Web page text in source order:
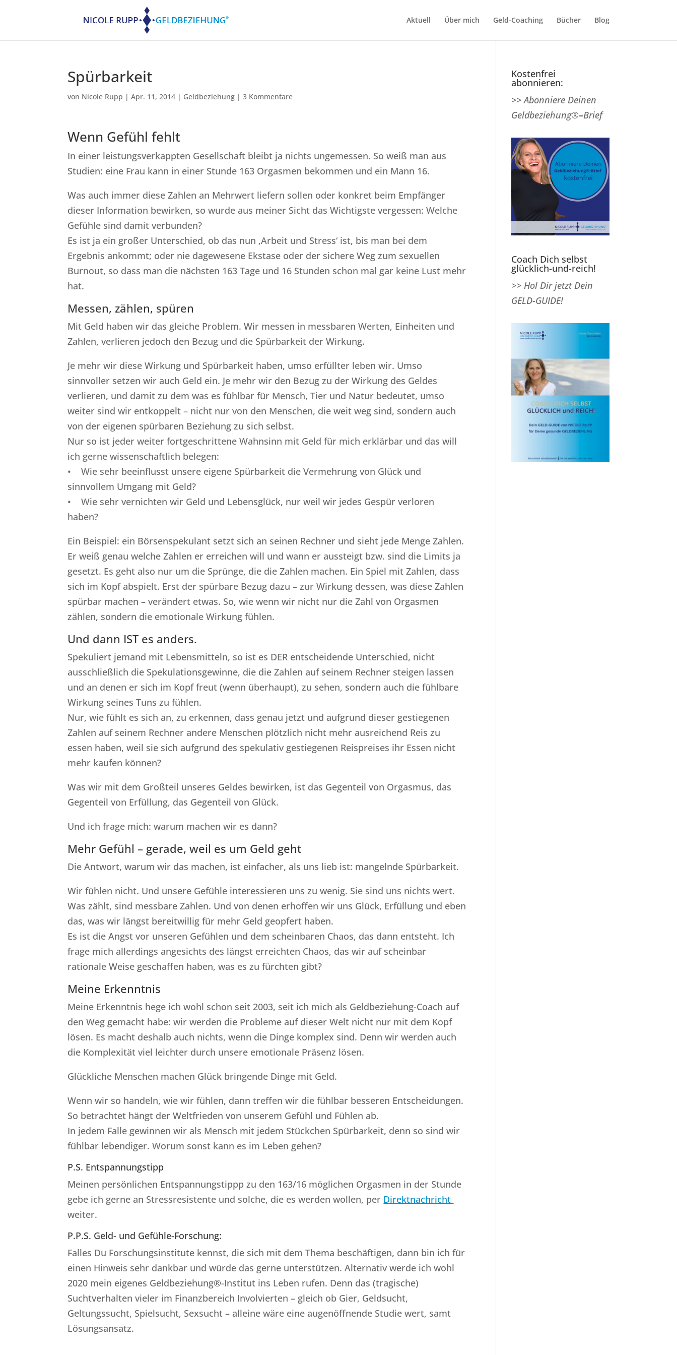
Aktuell Über mich Geld-Coaching Bücher Blog
Spürbarkeit
von Nicole Rupp |Apr. 11, 2014 | Geldbeziehung |3 Kommentare
Wenn Gefühl fehlt
In einer leistungsverkappten Gesellschaft bleibt ja nichts ungemessen. So weiß man aus
Studien: eine Frau kann in einer Stunde 163 Orgasmen bekommen und ein Mann 16.
Was auch immer diese Zahlen an Mehrwert liefern sollen oder konkret beim Empfänger
dieser Information bewirken, so wurde aus meiner Sicht das Wichtigste vergessen: Welche
Gefühle sind damit verbunden?
Es ist ja ein großer Unterschied, ob das nun ‚Arbeit und Stress‘ ist, bis man bei dem
Ergebnis ankommt; oder nie dagewesene Ekstase oder der sichere Weg zum sexuellen
Burnout, so dass man die nächsten 163 Tage und 16 Stunden schon mal gar keine Lust mehr
hat.
Messen, zählen, spüren
Mit Geld haben wir das gleiche Problem. Wir messen in messbaren Werten, Einheiten und
Zahlen, verlieren jedoch den Bezug und die Spürbarkeit der Wirkung.
Je mehr wir diese Wirkung und Spürbarkeit haben, umso erfüllter leben wir. Umso
sinnvoller setzen wir auch Geld ein. Je mehr wir den Bezug zu der Wirkung des Geldes
verlieren, und damit zu dem was es fühlbar für Mensch, Tier und Natur bedeutet, umso
weiter sind wir entkoppelt – nicht nur von den Menschen, die weit weg sind, sondern auch
von der eigenen spürbaren Beziehung zu sich selbst.
Nur so ist jeder weiter fortgeschrittene Wahnsinn mit Geld für mich erklärbar und das will
ich gerne wissenschaftlich belegen:
• Wie sehr beeinflusst unsere eigene Spürbarkeit die Vermehrung von Glück und
sinnvollem Umgang mit Geld?
• Wie sehr vernichten wir Geld und Lebensglück, nur weil wir jedes Gespür verloren
haben?
Ein Beispiel: ein Börsenspekulant setzt sich an seinen Rechner und sieht jede Menge Zahlen.
Er weiß genau welche Zahlen er erreichen will und wann er aussteigt bzw. sind die Limits ja
gesetzt. Es geht also nur um die Sprünge, die die Zahlen machen. Ein Spiel mit Zahlen, dass
sich im Kopf abspielt. Erst der spürbare Bezug dazu – zur Wirkung dessen, was diese Zahlen
spürbar machen – verändert etwas. So, wie wenn wir nicht nur die Zahl von Orgasmen
zählen, sondern die emotionale Wirkung fühlen.
Und dann IST es anders.
Spekuliert jemand mit Lebensmitteln, so ist es DER entscheidende Unterschied, nicht
ausschließlich die Spekulationsgewinne, die die Zahlen auf seinem Rechner steigen lassen
und an denen er sich im Kopf freut (wenn überhaupt), zu sehen, sondern auch die fühlbare
Wirkung seines Tuns zu fühlen.
Nur, wie fühlt es sich an, zu erkennen, dass genau jetzt und aufgrund dieser gestiegenen
Zahlen auf seinem Rechner andere Menschen plötzlich nicht mehr ausreichend Reis zu
essen haben, weil sie sich aufgrund des spekulativ gestiegenen Reispreises ihr Essen nicht
mehr kaufen können?
Was wir mit dem Großteil unseres Geldes bewirken, ist das Gegenteil von Orgasmus, das
Gegenteil von Erfüllung, das Gegenteil von Glück.
Und ich frage mich: warum machen wir es dann?
Mehr Gefühl – gerade, weil es um Geld geht
Die Antwort, warum wir das machen, ist einfacher, als uns lieb ist: mangelnde Spürbarkeit.
Wir fühlen nicht. Und unsere Gefühle interessieren uns zu wenig. Sie sind uns nichts wert.
Was zählt, sind messbare Zahlen. Und von denen erhoffen wir uns Glück, Erfüllung und eben
das, was wir längst bereitwillig für mehr Geld geopfert haben.
Es ist die Angst vor unseren Gefühlen und dem scheinbaren Chaos, das dann entsteht. Ich
frage mich allerdings angesichts des längst erreichten Chaos, das wir auf scheinbar
rationale Weise geschaffen haben, was es zu fürchten gibt?
Meine Erkenntnis
Meine Erkenntnis hege ich wohl schon seit 2003, seit ich mich als Geldbeziehung-Coach auf
den Weg gemacht habe: wir werden die Probleme auf dieser Welt nicht nur mit dem Kopf
lösen. Es macht deshalb auch nichts, wenn die Dinge komplex sind. Denn wir werden auch
die Komplexität viel leichter durch unsere emotionale Präsenz lösen.
Glückliche Menschen machen Glück bringende Dinge mit Geld.
Wenn wir so handeln, wie wir fühlen, dann treffen wir die fühlbar besseren Entscheidungen.
So betrachtet hängt der Weltfrieden von unserem Gefühl und Fühlen ab.
In jedem Falle gewinnen wir als Mensch mit jedem Stückchen Spürbarkeit, denn so sind wir
fühlbar lebendiger. Worum sonst kann es im Leben gehen?
P.S. Entspannungstipp
Meinen persönlichen Entspannungstippp zu den 163/16 möglichen Orgasmen in der Stunde
gebe ich gerne an Stressresistente und solche, die es werden wollen, per Direktnachricht
weiter.
P.P.S. Geld- und Gefühle-Forschung:
Falles Du Forschungsinstitute kennst, die sich mit dem Thema beschäftigen, dann bin ich für
einen Hinweis sehr dankbar und würde das gerne unterstützen. Alternativ werde ich wohl
2020 mein eigenes Geldbeziehung®-Institut ins Leben rufen. Denn das (tragische)
Suchtverhalten vieler im Finanzbereich Involvierten – gleich ob Gier, Geldsucht,
Geltungssucht, Spielsucht, Sexsucht – alleine wäre eine augenöffnende Studie wert, samt
Lösungsansatz.
Kostenfrei
abonnieren:
>> Abonniere Deinen
Geldbeziehung®–Brief
Coach Dich selbst
glücklich-und-reich!
>> Hol Dir jetzt Dein
GELD-GUIDE!